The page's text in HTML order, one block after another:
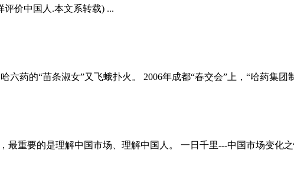
价中国人.本文系转载) ...
六药的“苗条淑女”又飞蛾扑火。 2006年成都“春交会”上，“哈药集团
最重要的是理解中国市场、理解中国人。 一日千里---中国市场变化